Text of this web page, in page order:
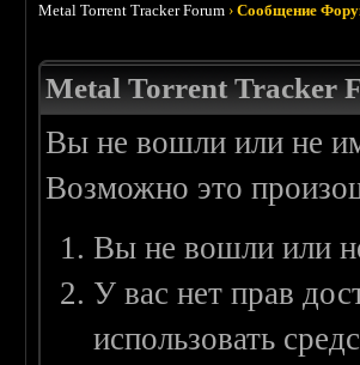
Metal Torrent Tracker Forum ›Сообщение
Metal Torrent Tracker
Вы не вошли или не
Возможно это
Вы не вошли или
У вас нет прав
использовать